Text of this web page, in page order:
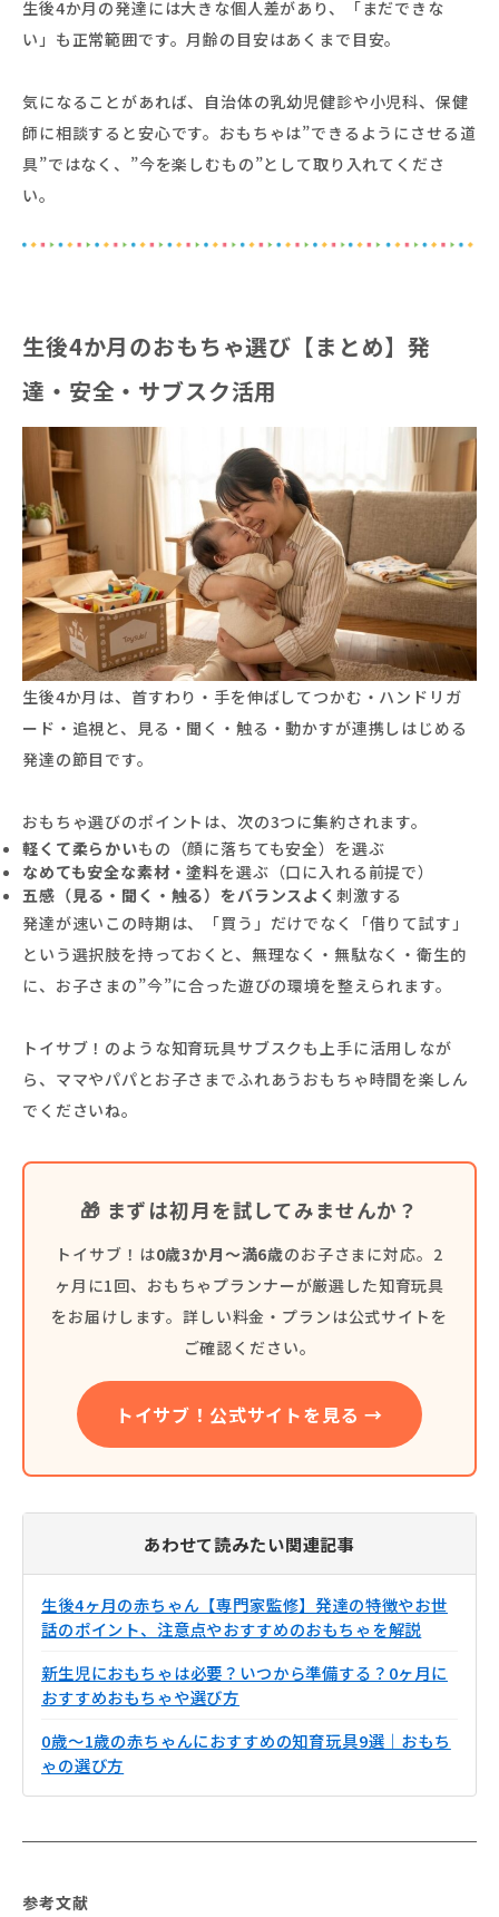
生後4か月の発達には大きな個人差があり、「まだできな
い」も正常範囲です。月齢の目安はあくまで目安。
気になることがあれば、自治体の乳幼児健診や小児科、保健
師に相談すると安心です。おもちゃは”できるようにさせる道
具”ではなく、”今を楽しむもの”として取り入れてくださ
い。
生後4か月のおもちゃ選び【まとめ】発
達・安全・サブスク活用
生後4か月は、首すわり・手を伸ばしてつかむ・ハンドリガ
ード・追視と、見る・聞く・触る・動かすが連携しはじめる
発達の節目です。
おもちゃ選びのポイントは、次の3つに集約されます。
軽くて柔らかいもの（顔に落ちても安全）を選ぶ
なめても安全な素材・塗料を選ぶ（口に入れる前提で）
五感（見る・聞く・触る）をバランスよく 刺激する
発達が速いこの時期は、「買う」だけでなく「借りて試す」
という選択肢を持っておくと、無理なく・無駄なく・衛生的
に、お子さまの”今”に合った遊びの環境を整えられます。
トイサブ！のような知育玩具サブスクも上手に活用しなが
ら、ママやパパとお子さまでふれあうおもちゃ時間を楽しん
でくださいね。
🎁 まずは初月を試してみませんか？
トイサブ！は0歳3か月〜満6歳のお子さまに対応。2
ヶ月に1回、おもちゃプランナーが厳選した知育玩具
をお届けします。詳しい料金・プランは公式サイトを
ご確認ください。
トイサブ！公式サイトを見る →
あわせて読みたい関連記事
生後4ヶ月の赤ちゃん【専門家監修】発達の特徴やお世
話のポイント、注意点やおすすめのおもちゃを解説
新生児におもちゃは必要？いつから準備する？0ヶ月に
おすすめおもちゃや選び方
0歳〜1歳の赤ちゃんにおすすめの知育玩具9選｜おもち
ゃの選び方
参考文献